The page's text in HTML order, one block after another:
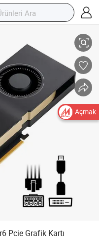
Pcie Grafik Kartı
Açmak